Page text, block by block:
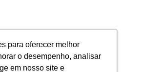
para oferecer melhor
o desempenho, analisar
em nosso site e